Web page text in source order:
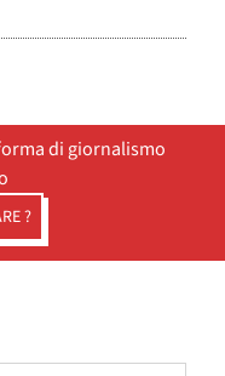
di giornalismo
?